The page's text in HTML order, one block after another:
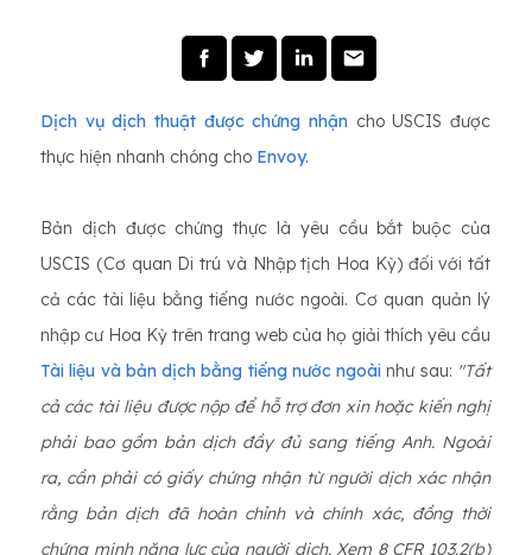
Dịch vụ dịch thuật được chứng nhận cho USCIS được
thực hiện nhanh chóng cho Envoy.
Bản dịch được chứng thực là yêu cầu bắt buộc của
USCIS (Cơ quan Di trú và Nhập tịch Hoa Kỳ) đối với tất
cả các tài liệu bằng tiếng nước ngoài. Cơ quan quản lý
nhập cư Hoa Kỳ trên trang web của họ giải thích yêu cầu
Tài liệu và bản dịch bằng tiếng nước ngoài như sau: "Tất
cả các tài liệu được nộp để hỗ trợ đơn xin hoặc kiến ​​nghị
phải bao gồm bản dịch đầy đủ sang tiếng Anh. Ngoài
ra, cần phải có giấy chứng nhận từ người dịch xác nhận
rằng bản dịch đã hoàn chỉnh và chính xác, đồng thời
chứng minh năng lực của người dịch. Xem 8 CFR 103.2(b)